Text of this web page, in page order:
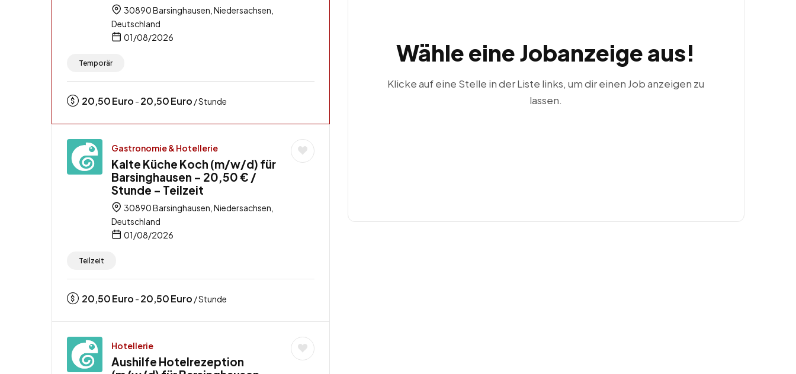
30890 Barsinghausen, Niedersachsen,
Deutschland
01/08/2026
Temporär
20,50Euro - 20,50Euro / Stunde
Gastronomie & Hotellerie
Kalte Küche Koch (m/w/d) für
Barsinghausen – 20,50 € /
Stunde – Teilzeit
30890 Barsinghausen, Niedersachsen,
Deutschland
01/08/2026
Teilzeit
20,50Euro - 20,50Euro / Stunde
Hotellerie
Aushilfe Hotelrezeption
Wähle eine Jobanzeige aus!
Klicke auf eine Stelle in der Liste links, um dir einen Job anzeigen zu
lassen.